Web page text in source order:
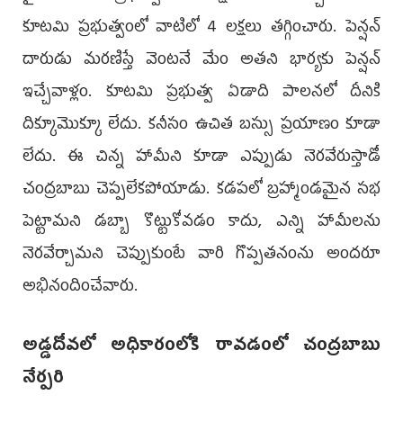
కూటమి ప్రభుత్వంలో వాటిలో 4 లక్షలు తగ్గించారు. పెన్షన్
దారుడు మరణిస్తే వెంటనే మేం అతని భార్యకు పెన్షన్
ఇచ్చేవాళ్లం. కూటమి ప్రభుత్వ ఏడాది పాలనలో దీనికి
దిక్కూమొక్కూ లేదు. కనీసం ఉచిత బస్సు ప్రయాణం కూడా
లేదు. ఈ చిన్న హామీని కూడా ఎప్పుడు నెరవేరుస్తాడో
చంద్రబాబు చెప్పలేకపోయాడు. కడపలో బ్రహ్మాండమైన సభ
పెట్టామని డబ్బా కొట్టుకోవడం కాదు, ఎన్ని హామీలను
నెరవేర్చామని చెప్పుకుంటే వారి గొప్పతనంను అందరూ
అభినందించేవారు.
అడ్డదోవలో అధికారంలోకి రావడంలో చంద్రబాబు
నేర్పరి